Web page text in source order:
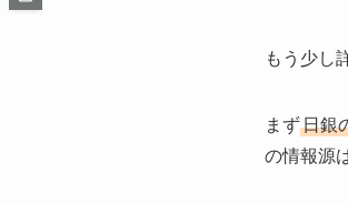
もう少し
まず日銀
の情報源